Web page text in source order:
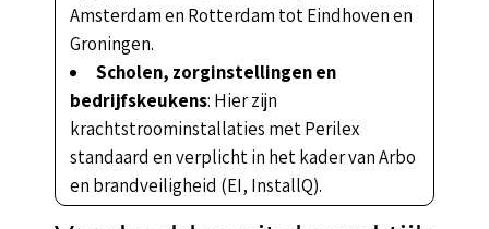
Amsterdam en Rotterdam tot Eindhoven en
Groningen.
Scholen, zorginstellingen en
bedrijfskeukens: Hier zijn
krachtstroominstallaties met Perilex
standaard en verplicht in het kader van Arbo
en brandveiligheid (EI, InstallQ).